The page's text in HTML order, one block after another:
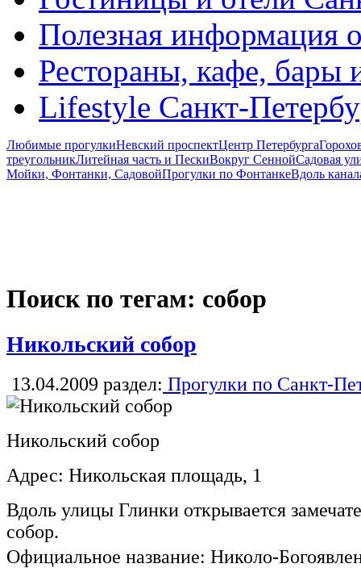
Полезная информация
Рестораны, кафе, бары
Lifestyle Санкт-
Любимые прогулкиНевский проспектЦентр Петербурга
треугольникЛитейная часть и ПескиВокруг СеннойСадовая
Мойки, Фонтанки, СадовойПрогулки по ФонтанкеВдоль
Поиск по тегам: собор
Никольский собор
13.04.2009 раздел: Прогулки по Санкт-
Никольский собор
Адрес: Никольская площадь, 1
Вдоль улицы Глинки открывается
собор.
Официальное название: Николо-